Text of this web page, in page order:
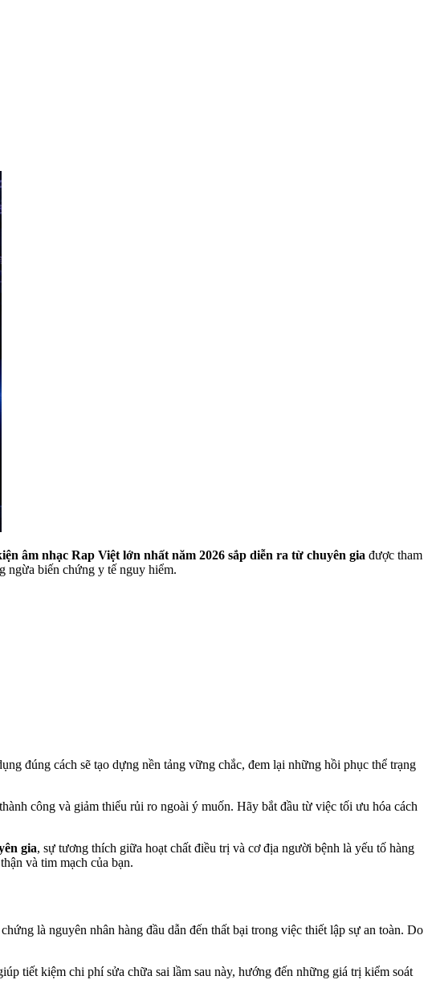
âm nhạc Rap Việt lớn nhất năm 2026 sắp diễn ra từ chuyên gia được tham
ngừa biến chứng y tế nguy hiểm.
đúng cách sẽ tạo dựng nền tảng vững chắc, đem lại những hồi phục thể trạng
công và giảm thiểu rủi ro ngoài ý muốn. Hãy bắt đầu từ việc tối ưu hóa cách
gia, sự tương thích giữa hoạt chất điều trị và cơ địa người bệnh là yếu tố hàng
và tim mạch của bạn.
là nguyên nhân hàng đầu dẫn đến thất bại trong việc thiết lập sự an toàn. Do
tiết kiệm chi phí sửa chữa sai lầm sau này, hướng đến những giá trị kiểm soát